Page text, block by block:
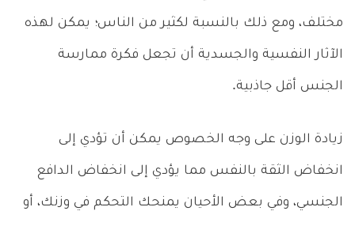
مختلف، ومع ذلك بالنسبة لكثير من الناس؛ يمكن لهذه
الآثار النفسية والجسدية أن تجعل فكرة ممارسة
الجنس أقل جاذبية.
زيادة الوزن على وجه الخصوص يمكن أن تؤدي إلى
انخفاض الثقة بالنفس مما يؤدي إلى انخفاض الدافع
الجنسي، وفي بعض الأحيان يمنحك التحكم في وزنك، أو